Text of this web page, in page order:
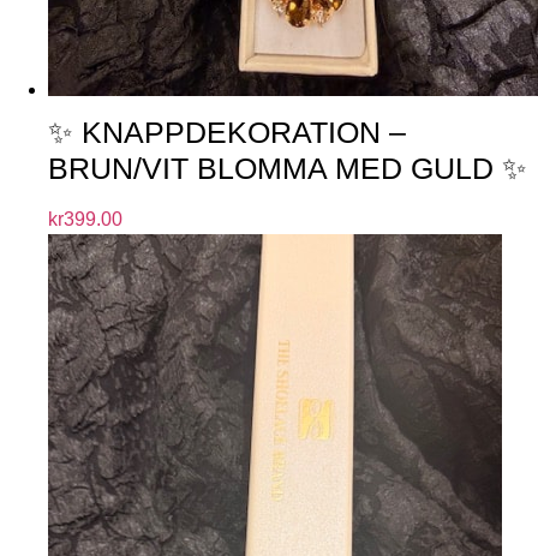
✨ KNAPPDEKORATION –
BRUN/VIT BLOMMA MED GULD ✨
kr399.00